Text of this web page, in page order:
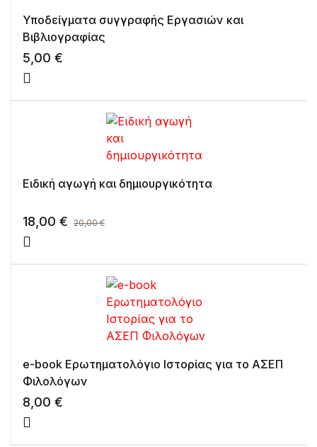
Υποδείγματα συγγραφής Εργασιών και
Βιβλιογραφίας
5,00 €
Ειδική αγωγή και δημιουργικότητα
18,00 € 20,00€
e-book Ερωτηματολόγιο Ιστορίας για το ΑΣΕΠ
Φιλολόγων
8,00 €